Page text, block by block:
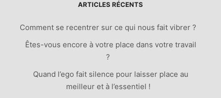
ARTICLES RÉCENTS
Comment se recentrer sur ce qui nous fait vibrer ?
Êtes-vous encore à votre place dans votre travail
?
Quand l’ego fait silence pour laisser place au
meilleur et à l’essentiel !